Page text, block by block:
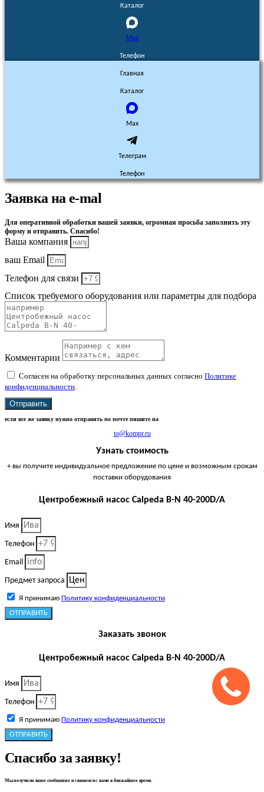
Каталог
Max
Телефон
Главная
Каталог
Max
Телеграм
Телефон
Заявка на e-mal
Для оперативной обработки вашей заявки, огромная просьба заполнить эту
форму и отправить. Спасибо!
Ваша компания
ваш Email
Телефон для связи
Список требуемого оборудования или параметры для подбора
Комментарии
Согласен на обработку персональных данных согласно Политике
конфиденциальности
Отправить
если все же заявку нужно отправить по почте пишите на
to@kompr.ru
Узнать стоимость
+ вы получите индивидуальное предложение по цене и возможным срокам
поставки оборудования
Центробежный насос Calpeda B-N 40-200D/A
Имя
Телефон
Email
Предмет запроса
Я принимаю Политику конфиденциальности
ОТПРАВИТЬ
Заказать звонок
Центробежный насос Calpeda B-N 40-200D/A
Имя
Телефон
Я принимаю Политику конфиденциальности
ОТПРАВИТЬ
Спасибо за заявку!
Мы получили ваше сообщение и свяжемся с вами в ближайшее время.